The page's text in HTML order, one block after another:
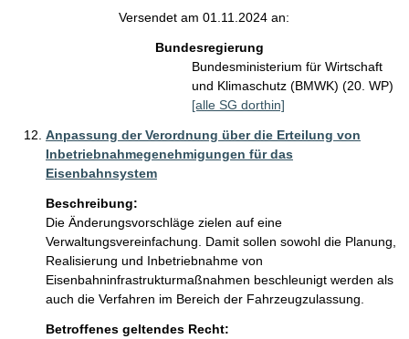
Versendet am 01.11.2024 an:
Bundesregierung
Bundesministerium für Wirtschaft
und Klimaschutz (BMWK) (20. WP)
[alle SG dorthin]
Anpassung der Verordnung über die Erteilung von
Inbetriebnahmegenehmigungen für das
Eisenbahnsystem
Beschreibung:
Die Änderungsvorschläge zielen auf eine
Verwaltungsvereinfachung. Damit sollen sowohl die Planung,
Realisierung und Inbetriebnahme von
Eisenbahninfrastrukturmaßnahmen beschleunigt werden als
auch die Verfahren im Bereich der Fahrzeugzulassung.
Betroffenes geltendes Recht: